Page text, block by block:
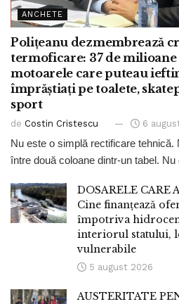
ANCHETE
Polițeanu dezmembrează
termoficare: 37 de milioane
motoarele care puteau
împrăștiați pe toalete,
sport
de Costin Cristescu 6
Nu este o simplă rectificare tehnică.
între două coloane dintr-un tabel.
DOSARELE CARE
Cine finanțează
împotriva
interiorul statului,
vulnerabile
5 august 2026
AUSTERITATE